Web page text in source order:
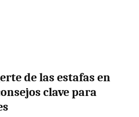
de las estafas en
clave para